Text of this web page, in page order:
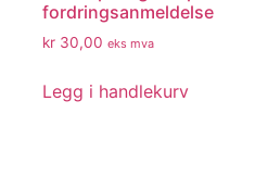
fordringsanmeldelse
kr30,00 eks mva
Legg i handlekurv